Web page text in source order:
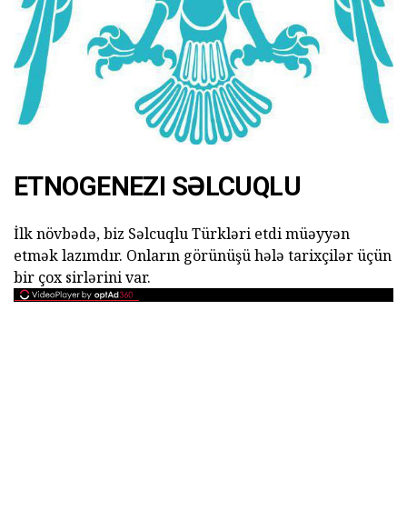
ETNOGENEZI SƏLCUQLU
İlk növbədə, biz Səlcuqlu Türkləri etdi müəyyən
etmək lazımdır. Onların görünüşü hələ tarixçilər üçün
bir çox sirlərini var.